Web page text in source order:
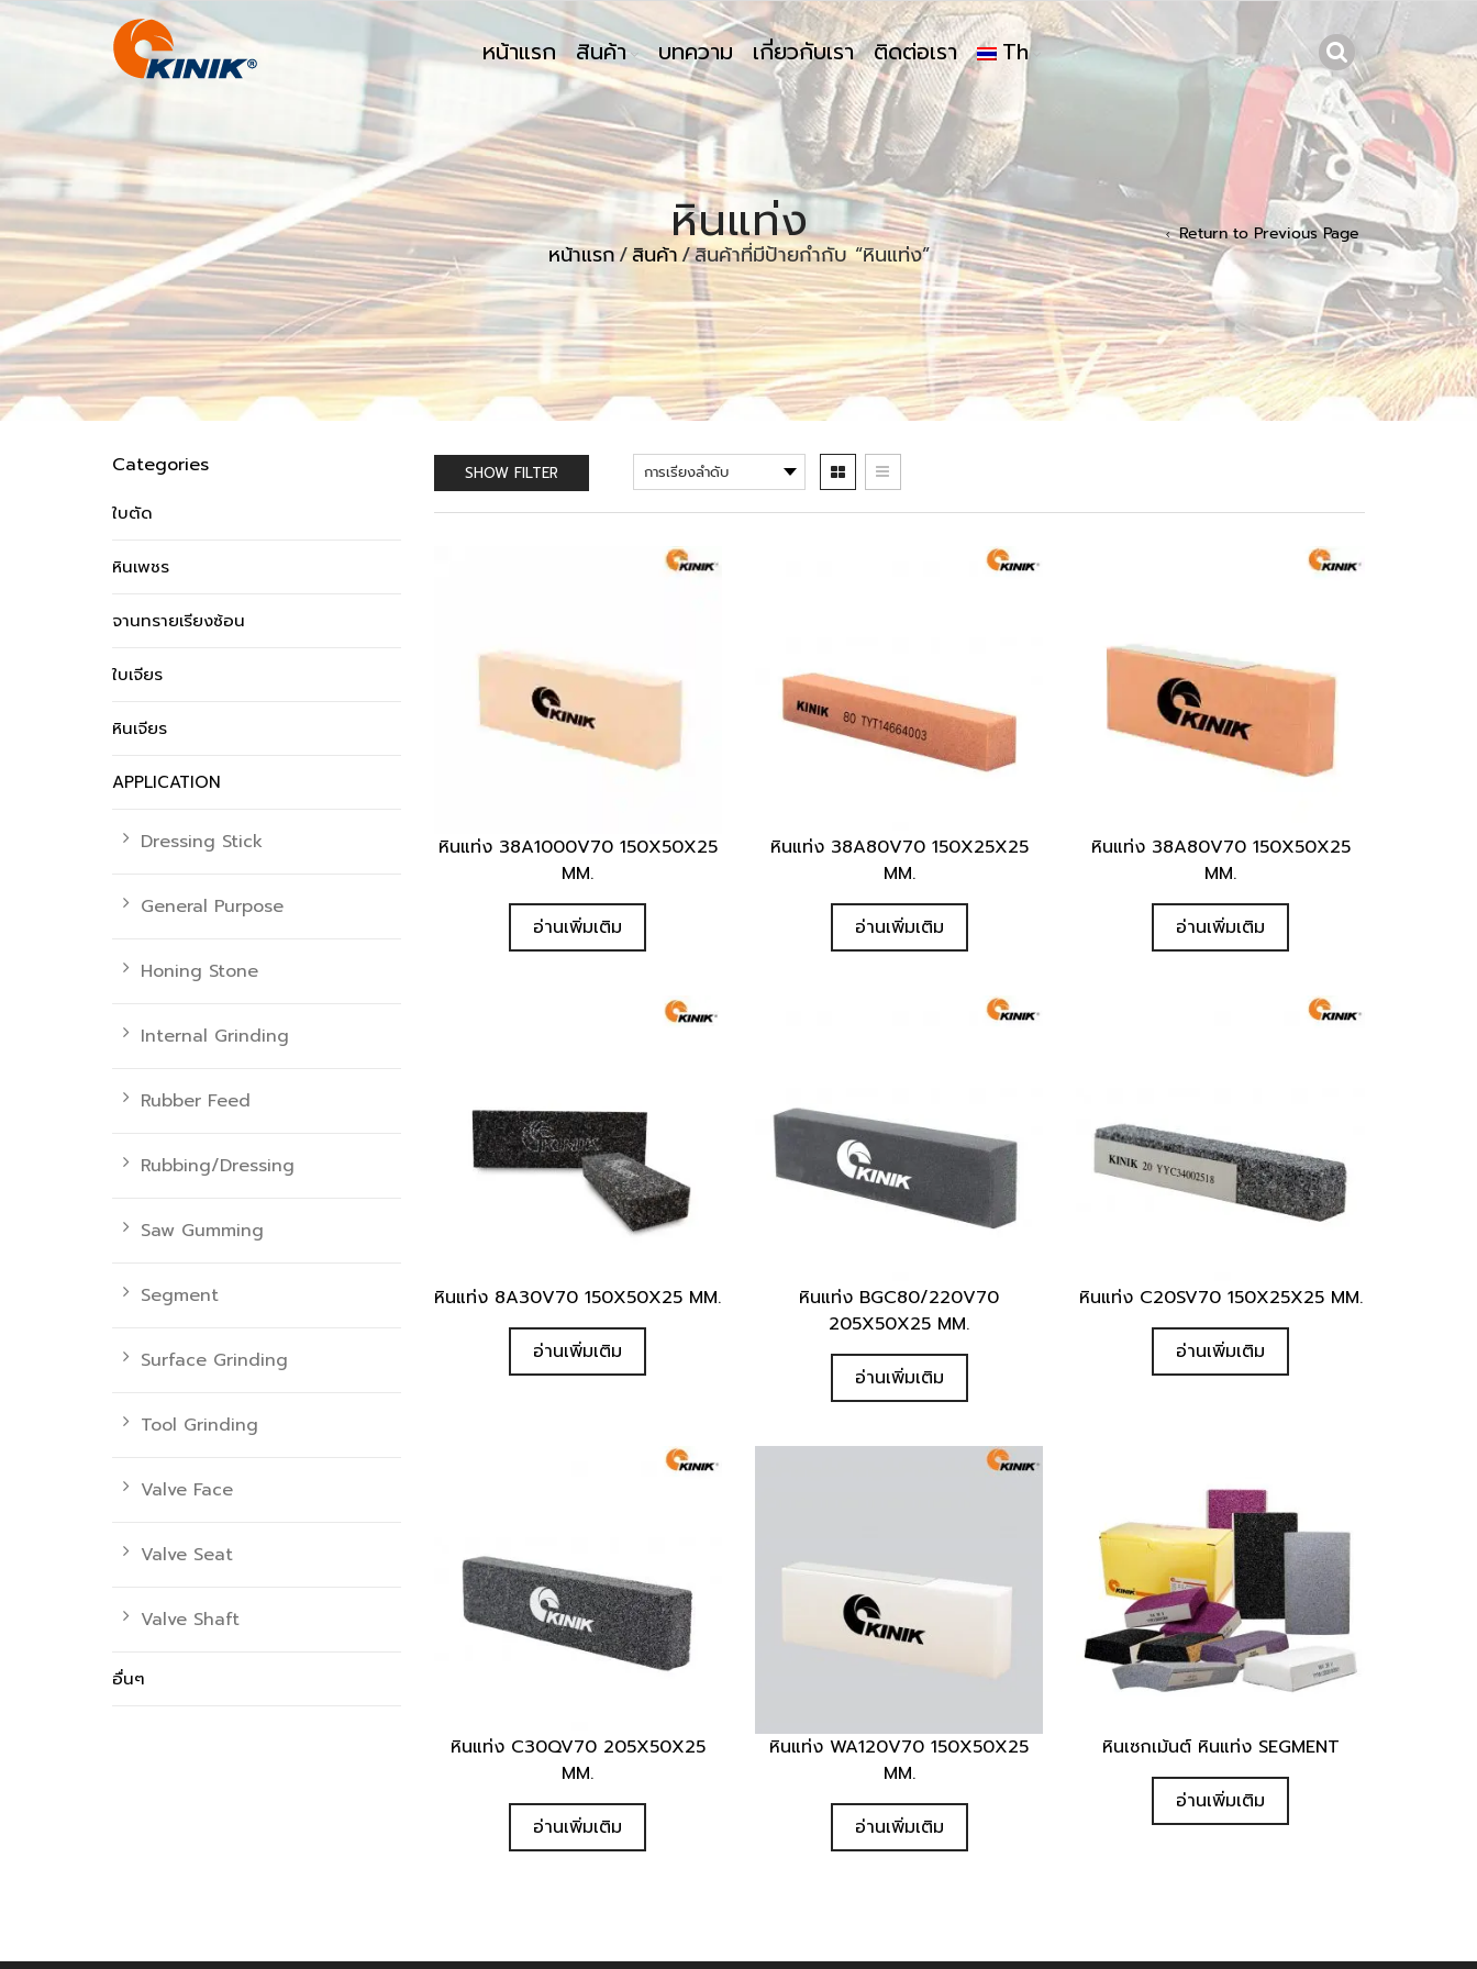
หน้าแรก สินค้า บทความ เกี่ยวกับเรา ติดต่อเรา Th
หินแท่ง
หน้าแรก/สินค้า/สินค้าที่มีป้ายกำกับ “หินแท่ง”
Return to Previous Page
SHOW FILTER
Quick View
หินแท่ง 38A1000V70 150X50X25
MM.
อ่านเพิ่มเติม
Quick View
หินแท่ง 38A80V70 150X25X25
MM.
อ่านเพิ่มเติม
Quick View
หินแท่ง 38A80V70 150X50X25
MM.
อ่านเพิ่มเติม
Quick View
หินแท่ง 8A30V70 150X50X25 MM.
อ่านเพิ่มเติม
Quick View
หินแท่ง BGC80/220V70
205X50X25 MM.
อ่านเพิ่มเติม
Quick View
หินแท่ง C20SV70 150X25X25 MM.
อ่านเพิ่มเติม
Quick View
หินแท่ง C30QV70 205X50X25
MM.
อ่านเพิ่มเติม
Quick View
หินแท่ง WA120V70 150X50X25
MM.
อ่านเพิ่มเติม
Quick View
หินเซกเม้นต์ หินแท่ง SEGMENT
อ่านเพิ่มเติม
Categories
ใบตัด
หินเพชร
จานทรายเรียงซ้อน
ใบเจียร
หินเจียร
APPLICATION
Dressing Stick
General Purpose
Honing Stone
Internal Grinding
Rubber Feed
Rubbing/Dressing
Saw Gumming
Segment
Surface Grinding
Tool Grinding
Valve Face
Valve Seat
Valve Shaft
อื่นๆ